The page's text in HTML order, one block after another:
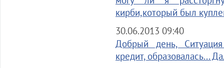
кирби,который был
30.06.2013 09:40
Добрый день,
кредит, образовалась...